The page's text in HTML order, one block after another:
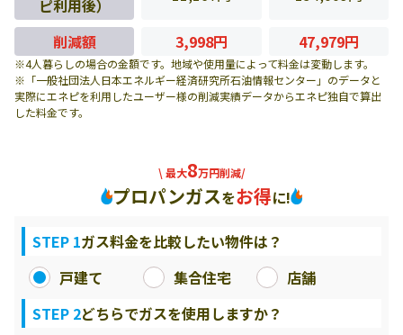
ピ利用後）
削減額 3,998円 47,979円
※4人暮らしの場合の金額です。地域や使用量によって料金は変動します。
※「一般社団法人日本エネルギー経済研究所石油情報センター」のデータと
実際にエネピを利用したユーザー様の削減実績データからエネピ独自で算出
した料金です。
\ 最大8万円削減/
プロパンガスをお得に!
STEP 1ガス料金を比較したい物件は？
戸建て
集合住宅
店舗
STEP 2どちらでガスを使用しますか？